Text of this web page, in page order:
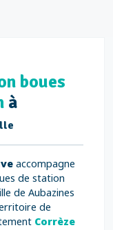
boues
à
accompagne
de station
de Aubazines
de
Corrèze